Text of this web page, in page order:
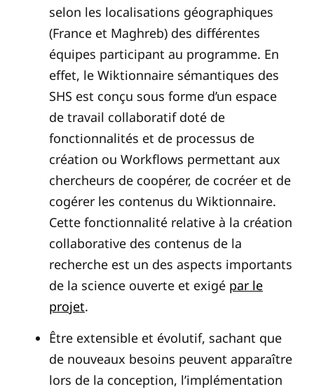
selon les localisations géographiques
(France et Maghreb) des différentes
équipes participant au programme. En
effet, le Wiktionnaire sémantiques des
SHS est conçu sous forme d’un espace
de travail collaboratif doté de
fonctionnalités et de processus de
création ou Workflows permettant aux
chercheurs de coopérer, de cocréer et de
cogérer les contenus du Wiktionnaire.
Cette fonctionnalité relative à la création
collaborative des contenus de la
recherche est un des aspects importants
de la science ouverte et exigé par le
projet.
Être extensible et évolutif, sachant que
de nouveaux besoins peuvent apparaître
lors de la conception, l’implémentation